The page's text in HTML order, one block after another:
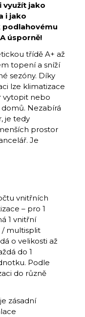
využít jako
i jako
podlahovému
úsporně!
třídě A+ až
topení a sníží
sezóny. Díky
lze klimatizace
vytopit nebo
Nezabírá
je tedy
prostor
Je
vnitřních
– pro 1
1 vnitřní
/ multisplit
o velikosti až
do 1
Podle
do různě
zásadní